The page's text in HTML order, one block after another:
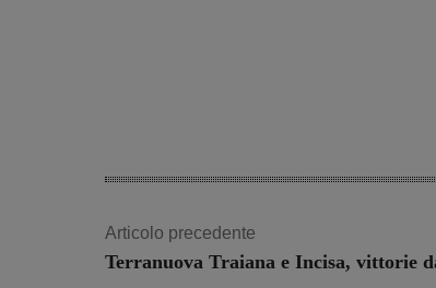
Articolo precedente
Terranuova Traiana e Incisa, vittorie